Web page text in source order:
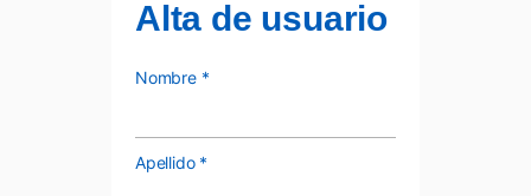
Alta de usuario
Nombre *
Apellido *